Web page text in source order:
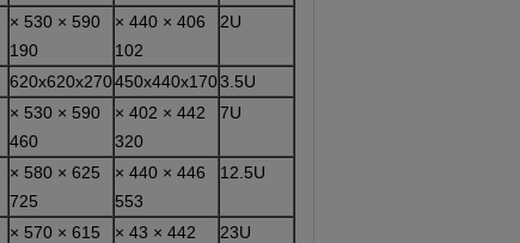
2U
406 × 440 ×
102
590 × 530 ×
190
3.5U
450x440x170
620x620x270
7U
442 × 402 ×
320
590 × 530 ×
460
12.5U
446 × 440 ×
553
625 × 580 ×
725
23U
442 × 43 ×
615 × 570 ×